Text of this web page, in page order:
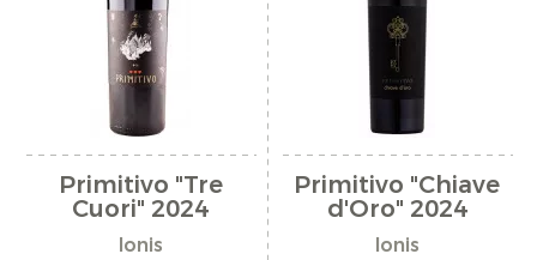
Primitivo "Tre
Cuori" 2024
Ionis
Primitivo "Chiave
d'Oro" 2024
Ionis